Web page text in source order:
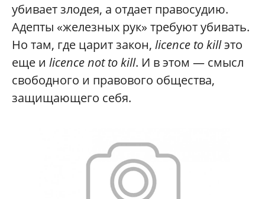
убивает злодея, а отдает правосудию.
Адепты «железных рук» требуют убивать.
Но там, где царит закон, licence to killэто
еще и licence not to kill. И в этом — смысл
свободного и правового общества,
защищающего себя.